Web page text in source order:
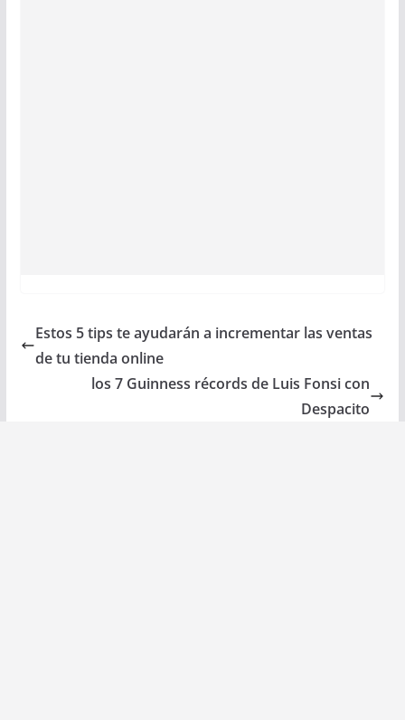
Estos 5 tips te ayudarán a incrementar las ventas
de tu tienda online
los 7 Guinness récords de Luis Fonsi con
Despacito